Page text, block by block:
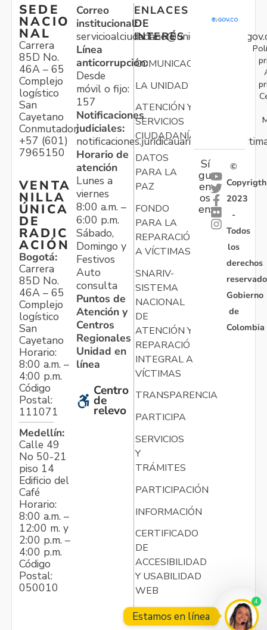
SEDE
NACIO
NAL
Carrera
85D No.
46A – 65
Complejo
logístico
San
Cayetano
Conmutador:
+57 (601)
7965150
VENTA
NILLA
ÚNICA
DE
RADIC
ACIÓN
Bogotá:
Carrera
85D No.
46A – 65
Complejo
logístico
San
Cayetano
Horario:
8:00 a.m. –
4:00 p.m.
Código
Postal:
111071
Medellín:
Calle 49
No 50-21
piso 14
Edificio del
Café
Horario:
8:00 a.m. –
12:00 m. y
2:00 p.m. –
4:00 p.m.
Código
Postal:
050010
Correo
institucional:
Línea
anticorrupción:
Desde
móvil o fijo:
157
Notificaciones
judiciales:
Horario de
atención
Lunes a
viernes
8:00 a.m. –
6:00 p.m.
Sábado,
Domingo y
Festivos
Auto
consulta
Puntos de
Atención y
Centros
Regionales
Unidad en
línea
Centro
de
relevo
ENLACES
DE
INTERÉS
COMUNICACIONES
LA UNIDAD
ATENCIÓN Y
SERVICIOS
CIUDADANÍA
DATOS
PARA LA
PAZ
FONDO
PARA LA
REPARACIÓN
A VÍCTIMAS
SNARIV-
SISTEMA
NACIONAL
DE
ATENCIÓN Y
REPARACIÓN
INTEGRAL A
VÍCTIMAS
TRANSPARENCIA
PARTICIPA
SERVICIOS
Y
TRÁMITES
PARTICIPACIÓN
INFORMACIÓN
CERTIFICADO
DE
ACCESIBILIDAD
Y USABILIDAD
WEB
Sí
gu
en
os
en:
©
Copyrigth
2023
-
Todos
los
derechos
Gobierno
de
Colombia
Estamos en línea
4